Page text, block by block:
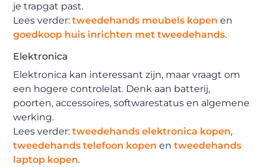
je trapgat past.
Lees verder:tweedehands meubels kopen en
goedkoop huis inrichten met tweedehands.
Elektronica
Elektronica kan interessant zijn, maar vraagt om
een hogere controlelat. Denk aan batterij,
poorten, accessoires, softwarestatus en algemene
werking.
Lees verder:tweedehands elektronica kopen,
tweedehands telefoon kopen entweedehands
laptop kopen.